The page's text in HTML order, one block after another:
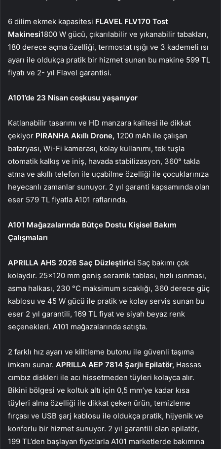
6 dilim ekmek kapasitesi FLAVEL FLV170 Tost
Makinesi1800 W gücü, çıkarılabilir ve yıkanabilir tabakları,
180 derece açma özelliği, termostat ışığı ve 3 kademeli ısı
ayarı ile oldukça pratik bir hizmet sunan bu makine 599 TL
fiyatı ve 2- yıl Flavel garantisi.
A101’de 23 Nisan coşkusu yaşanıyor
Katlanabilir tasarımı ve HD manzara kalitesi ile dikkat
çekiyor PIRANHA Akıllı Drone, 1200 mAh ile çalışan
bataryası, Wi-Fi kamerası, kolay kullanımı, tek tuşla
otomatik kalkış ve iniş, havada stabilizasyon, 360° takla
atma ve akıllı telefon ile uçabilme özelliği ile çocuklarınıza
heyecanlı zamanlar sunuyor. 2 yıl garanti kapsamında olan
eser 579 TL fiyatla A101 raflarında.
A101 Mağazalarında Bütçe Dostu Kişisel Bakım
Çalışmaları
APRILLA AHS 2026 Saç Düzleştirici Saç bakımı çok
kolaydır. 25×120 mm geniş seramik tablası, hızlı ısınması,
asma halkası, 230 °C maksimum sıcaklığı, 360 derece güç
kablosu ve 45 W gücü ile pratik ve kolay servis sunan bu
eser 2 yıl garantili, 169 TL fiyat ve siyah beyaz renk
seçenekleri. A101 mağazalarında satışta.
2 farklı hız ayarı ve kilitleme butonu ile güvenli taşıma
imkanı sunar. APRILLA AEP 7814 Şarjlı Epilatör, Hassas
cımbız diskleri ile acı hissetmeden tüyleri kolayca alır.
Bikini bölgesi ve koltuk altı için 0,5 mm’ye kadar kısa
tüyleri alma özelliği ile dikkat çeken ürün, temizleme
fırçası ve USB şarj kablosu ile oldukça pratik, hijyenik ve
konforlu bir hizmet sunuyor. 2 yıl garantili olan epilatör,
199 TL’den başlayan fiyatlarla A101 marketlerde bakımına